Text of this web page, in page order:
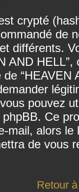
crypté
de
différents.
AND
“HEAVEN
pouvez
Ce
mail, alors
de vous
Retour